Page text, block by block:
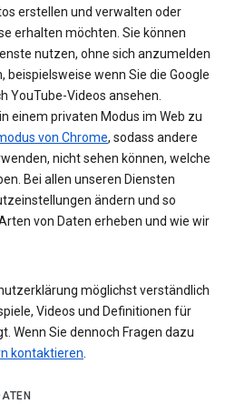
erstellen und verwalten oder
erhalten möchten. Sie können
nutzen, ohne sich anzumelden
beispielsweise wenn Sie die Google
YouTube-Videos ansehen.
einem privaten Modus im Web zu
von Chrome, sodass andere
nicht sehen können, welche
Bei allen unseren Diensten
ändern und so
von Daten erheben und wie wir
möglichst verständlich
Videos und Definitionen für
Wenn Sie dennoch Fragen dazu
kontaktieren.